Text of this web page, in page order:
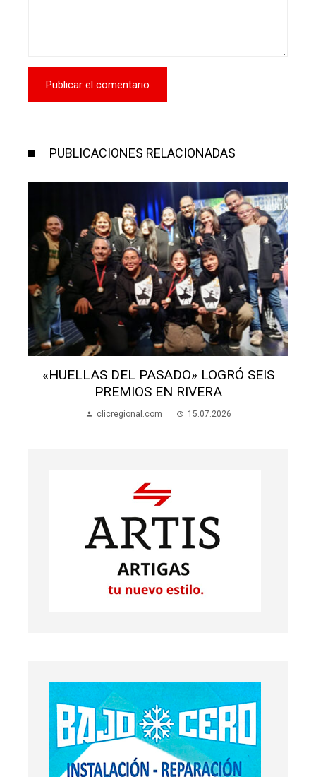
PUBLICACIONES RELACIONADAS
LA BANDA DE ARTIGAS FESTEJARÁ SUS
110 AÑOS CON UN GRAN CONCIERTO
clicregional.com 13.07.2026